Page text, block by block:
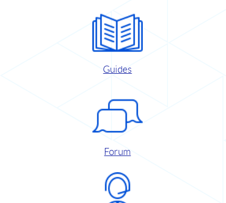
Guides
Forum